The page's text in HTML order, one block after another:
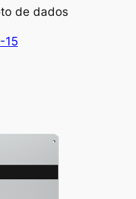
de dados
15